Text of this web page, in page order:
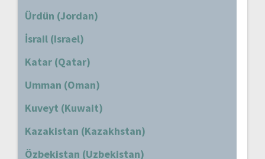
Ürdün (Jordan)
İsrail (Israel)
Katar (Qatar)
Umman (Oman)
Kuveyt (Kuwait)
Kazakistan (Kazakhstan)
Özbekistan (Uzbekistan)